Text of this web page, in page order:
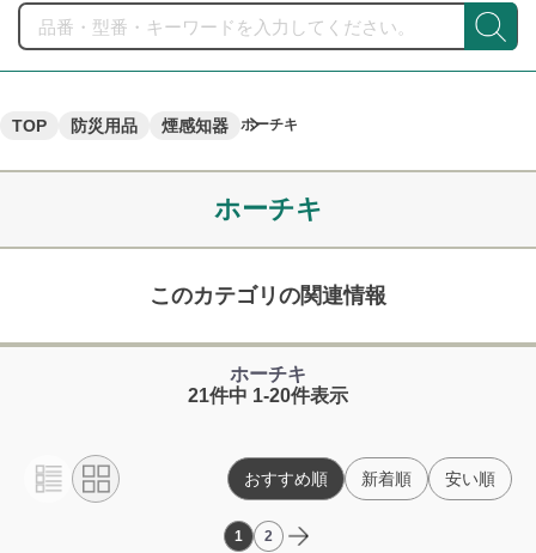
TOP 防災用品 煙感知器 ホーチキ
ホーチキ
このカテゴリの関連情報
ホーチキ
21件中 1-20件表示
1 2
おすすめ順 新着順 安い順